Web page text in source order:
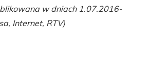
w dniach 1.07.2016-
Internet, RTV)